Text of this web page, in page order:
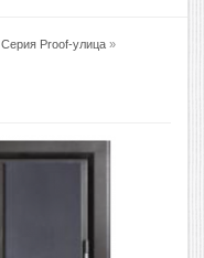
Серия Proof-улица »